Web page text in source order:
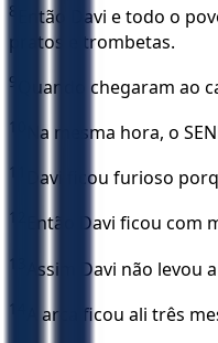
8
Então Davi e todo o
pratos e trombetas.
9 Quando chegaram ao
10 Na mesma hora, o
11 Davi ficou furioso
12 Então Davi ficou com
13 Assim Davi não
14
A arca ficou ali três